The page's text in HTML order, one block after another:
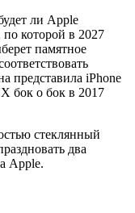
ли Apple
которой в 2027
памятное
представила iPhone
бок о бок в 2017
стеклянный
два
Apple.